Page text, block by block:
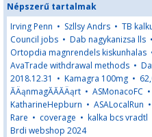
Népszerű tartalmak
Irving Penn • Szllsy Andrs • TB
Council jobs • Dab nagykanizsa lls •
Ortopdia magnrendels kiskunhalas
AvaTrade withdrawal methods •
2018.12.31 • Kamagra 100mg •
ĂÄąnmagĂĂĂÄąrt • ASMonacoFC •
KatharineHepburn • ASALocalRun •
Rare • coverage • kalka bcs vradtl
Brdi webshop 2024